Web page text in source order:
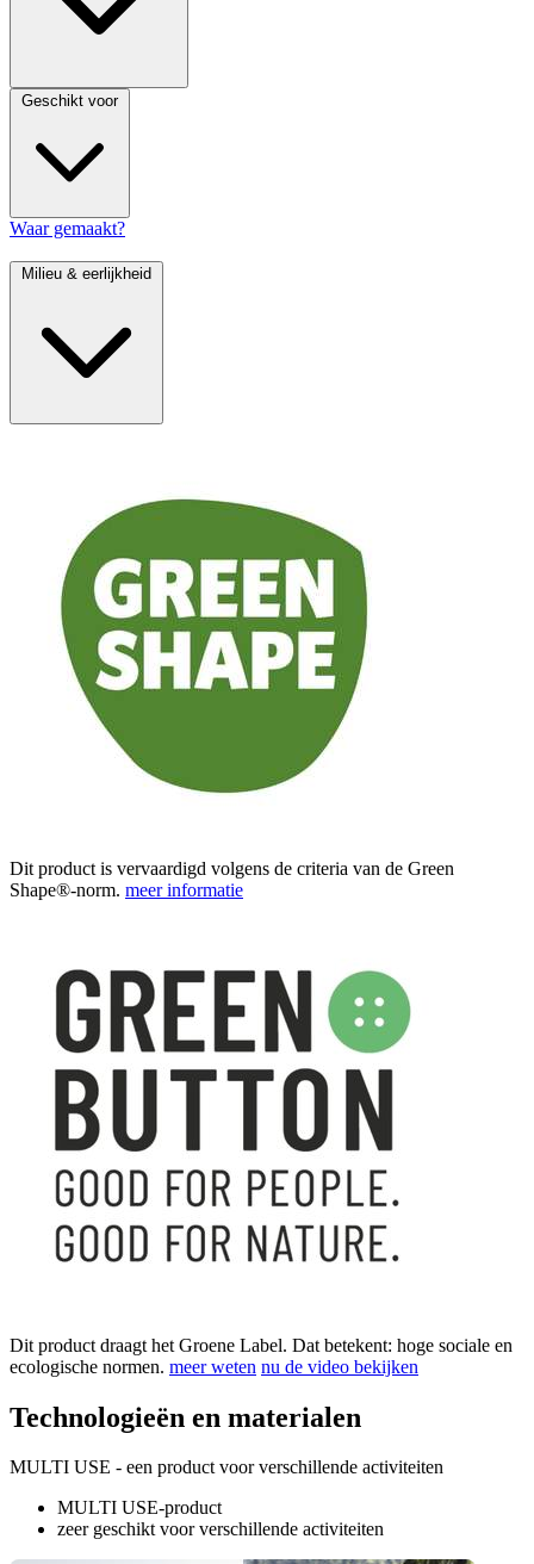
Geschikt voor
Waar gemaakt?
Milieu & eerlijkheid
Dit product is vervaardigd volgens de criteria van de Green
Shape®-norm. meer informatie
Dit product draagt het Groene Label. Dat betekent: hoge sociale en
ecologische normen. meer weten nu de video bekijken
Technologieën en materialen
MULTI USE - een product voor verschillende activiteiten
MULTI USE-product
zeer geschikt voor verschillende activiteiten